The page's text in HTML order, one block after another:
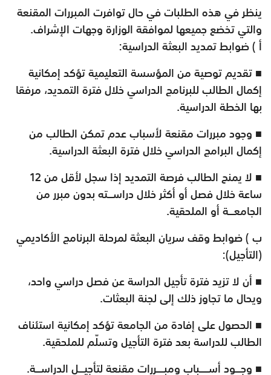
ينظر في هذه الطلبات في حال توافرت المبررات المقنعة
والتي تخضع جميعها لموافقة الوزارة وجهات الإشراف.
أ ) ضوابط تمديد البعثة الدراسية:
■ تقديم توصية من المؤسسة التعليمية تؤكد إمكانية
إكمال الطالب للبرنامج الدراسي خلال فترة التمديد، مرفقا
بها الخطة الدراسية.
■ وجود مبررات مقنعة لأسباب عدم تمكن الطالب من
إكمال البرامج الدراسي خلال فترة البعثة الدراسية.
■ لا يمنح الطالب فرصة التمديد إذا سجل لأقل من 12
ساعة خلال فصل أو أكثر خلال دراســـته بدون مبرر من
الجامعـــة أو الملحقية.
ب ) ضوابط وقف سريان البعثة لمرحلة البرنامج الأكاديمي
(التأجيل):
■ أن لا تزيد فترة تأجيل الدراسة عن فصل دراسي واحد،
ويحال ما تجاوز ذلك إلى لجنة البعثات.
■ الحصول على إفادة من الجامعة تؤكد إمكانية استئناف
الطالب للدراسة بعد فترة التأجيل وتسلّم للملحقية.
■ وجـــود أســـــباب ومبــــررات مقنعة لتأجيـــل الدراســـة.